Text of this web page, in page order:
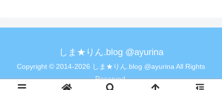
しま★りん.blog @ayurina
Copyright © 2014-2026 しま★りん.blog @ayurina All Rights
Reserved.